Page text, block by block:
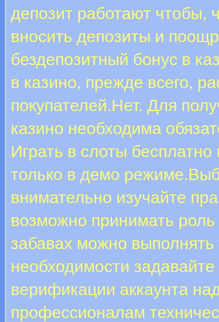
депозит работают чтобы,
вносить депозиты и
бездепозитный бонус в
в казино, прежде всего,
покупателей.Нет. Для
казино необходима
Играть в слоты
только в демо
внимательно изучайте
возможно принимать роль
забавах можно
необходимости
верификации аккаунта
профессионалам